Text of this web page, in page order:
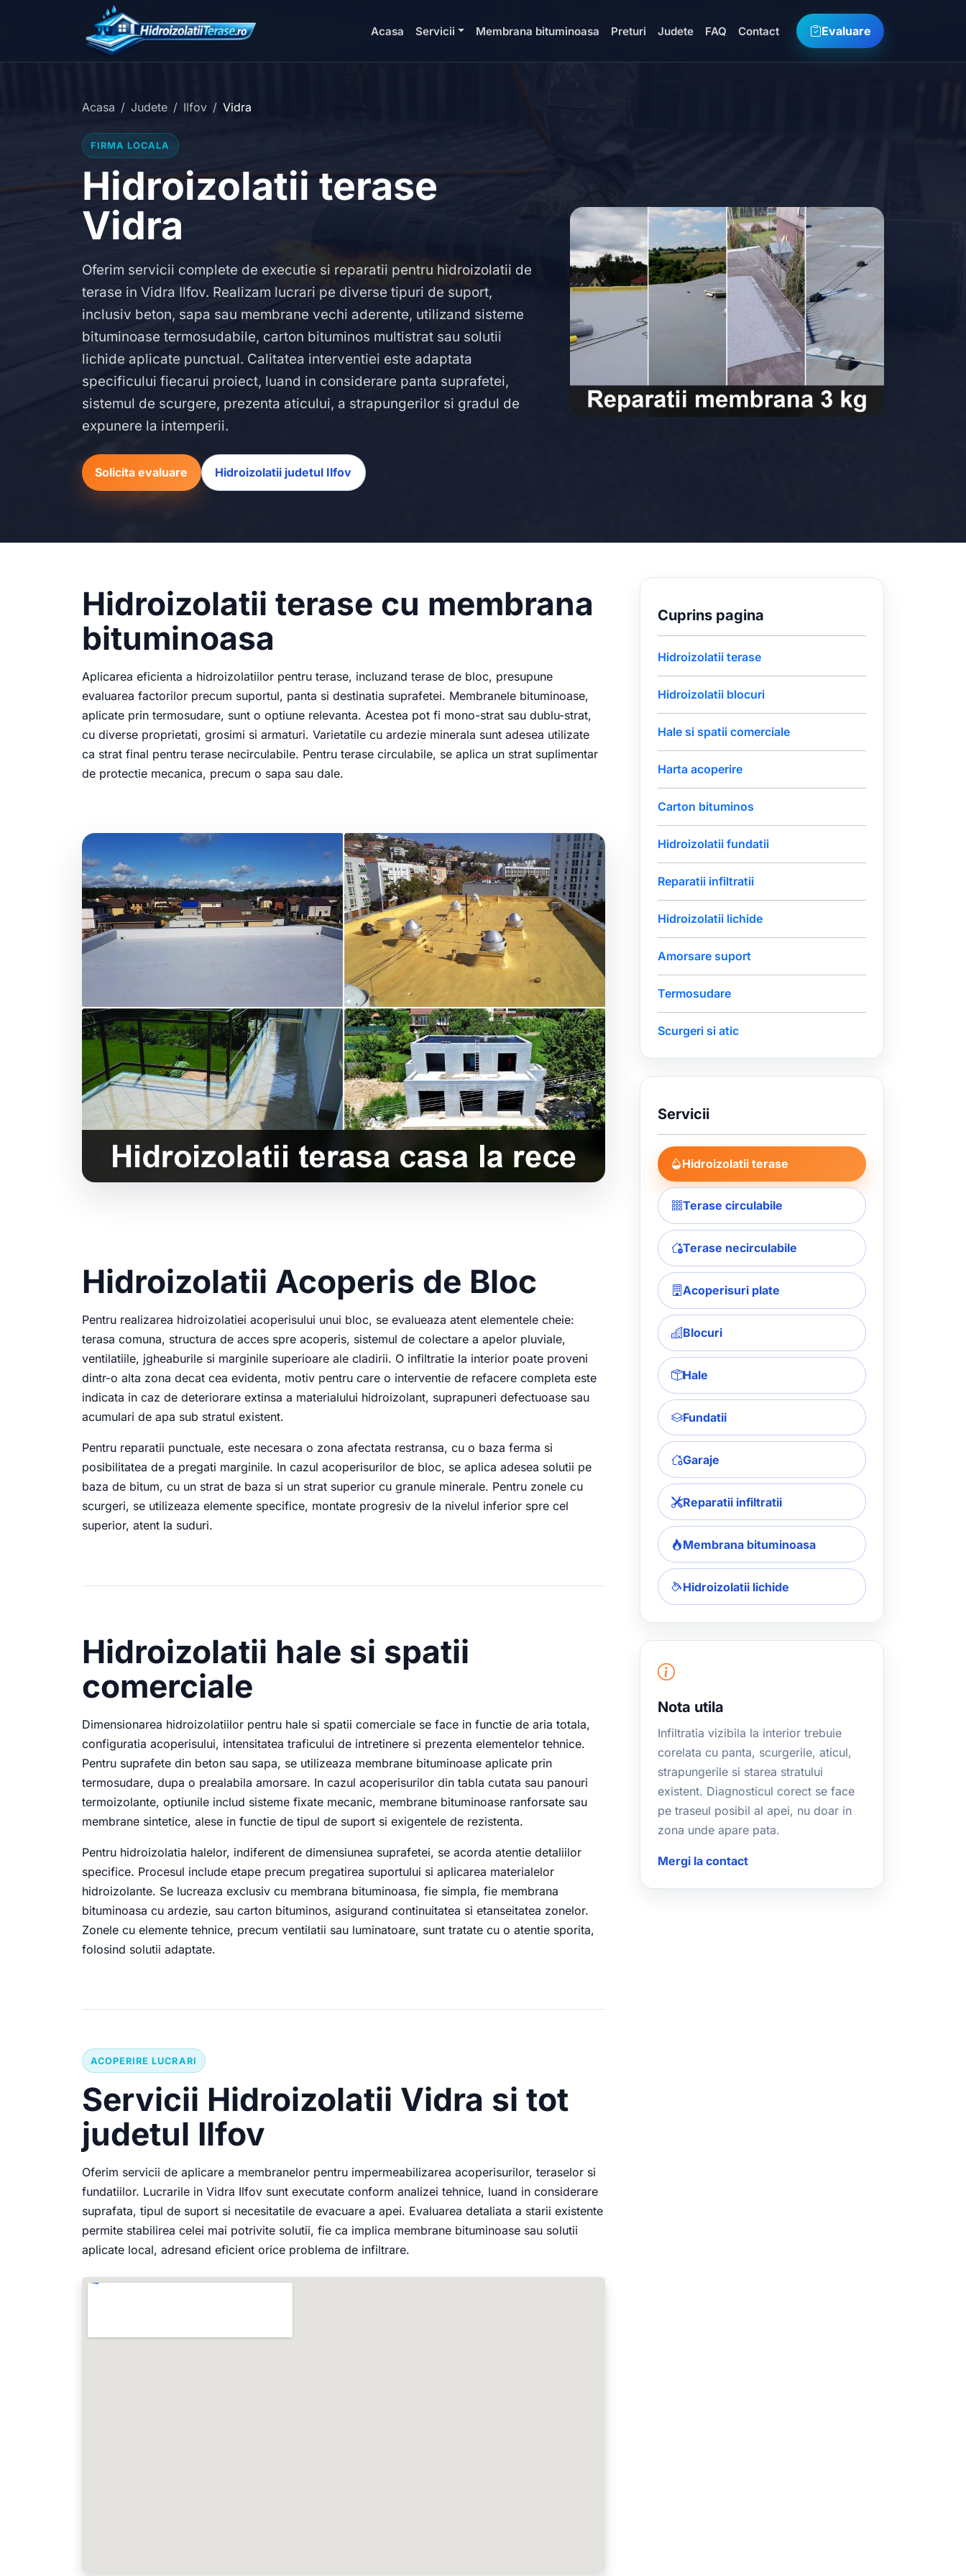
Acasa Servicii Membrana bituminoasa Preturi Judete FAQ Contact Evaluare
Acasa Judete Ilfov Vidra
FIRMA LOCALA
Hidroizolatii terase
Vidra
Oferim servicii complete de executie si reparatii pentru hidroizolatii de
terase in Vidra Ilfov. Realizam lucrari pe diverse tipuri de suport,
inclusiv beton, sapa sau membrane vechi aderente, utilizand sisteme
bituminoase termosudabile, carton bituminos multistrat sau solutii
lichide aplicate punctual. Calitatea interventiei este adaptata
specificului fiecarui proiect, luand in considerare panta suprafetei,
sistemul de scurgere, prezenta aticului, a strapungerilor si gradul de
expunere la intemperii.
Solicita evaluare Hidroizolatii judetul Ilfov
Hidroizolatii terase cu membrana
bituminoasa
Aplicarea eficienta a hidroizolatiilor pentru terase, incluzand terase de bloc, presupune
evaluarea factorilor precum suportul, panta si destinatia suprafetei. Membranele bituminoase,
aplicate prin termosudare, sunt o optiune relevanta. Acestea pot fi mono-strat sau dublu-strat,
cu diverse proprietati, grosimi si armaturi. Varietatile cu ardezie minerala sunt adesea utilizate
ca strat final pentru terase necirculabile. Pentru terase circulabile, se aplica un strat suplimentar
de protectie mecanica, precum o sapa sau dale.
Hidroizolatii Acoperis de Bloc
Pentru realizarea hidroizolatiei acoperisului unui bloc, se evalueaza atent elementele cheie:
terasa comuna, structura de acces spre acoperis, sistemul de colectare a apelor pluviale,
ventilatiile, jgheaburile si marginile superioare ale cladirii. O infiltratie la interior poate proveni
dintr-o alta zona decat cea evidenta, motiv pentru care o interventie de refacere completa este
indicata in caz de deteriorare extinsa a materialului hidroizolant, suprapuneri defectuoase sau
acumulari de apa sub stratul existent.
Pentru reparatii punctuale, este necesara o zona afectata restransa, cu o baza ferma si
posibilitatea de a pregati marginile. In cazul acoperisurilor de bloc, se aplica adesea solutii pe
baza de bitum, cu un strat de baza si un strat superior cu granule minerale. Pentru zonele cu
scurgeri, se utilizeaza elemente specifice, montate progresiv de la nivelul inferior spre cel
superior, atent la suduri.
Hidroizolatii hale si spatii
comerciale
Dimensionarea hidroizolatiilor pentru hale si spatii comerciale se face in functie de aria totala,
configuratia acoperisului, intensitatea traficului de intretinere si prezenta elementelor tehnice.
Pentru suprafete din beton sau sapa, se utilizeaza membrane bituminoase aplicate prin
termosudare, dupa o prealabila amorsare. In cazul acoperisurilor din tabla cutata sau panouri
termoizolante, optiunile includ sisteme fixate mecanic, membrane bituminoase ranforsate sau
membrane sintetice, alese in functie de tipul de suport si exigentele de rezistenta.
Pentru hidroizolatia halelor, indiferent de dimensiunea suprafetei, se acorda atentie detaliilor
specifice. Procesul include etape precum pregatirea suportului si aplicarea materialelor
hidroizolante. Se lucreaza exclusiv cu membrana bituminoasa, fie simpla, fie membrana
bituminoasa cu ardezie, sau carton bituminos, asigurand continuitatea si etanseitatea zonelor.
Zonele cu elemente tehnice, precum ventilatii sau luminatoare, sunt tratate cu o atentie sporita,
folosind solutii adaptate.
ACOPERIRE LUCRARI
Servicii Hidroizolatii Vidra si tot
judetul Ilfov
Oferim servicii de aplicare a membranelor pentru impermeabilizarea acoperisurilor, teraselor si
fundatiilor. Lucrarile in Vidra Ilfov sunt executate conform analizei tehnice, luand in considerare
suprafata, tipul de suport si necesitatile de evacuare a apei. Evaluarea detaliata a starii existente
permite stabilirea celei mai potrivite solutii, fie ca implica membrane bituminoase sau solutii
aplicate local, adresand eficient orice problema de infiltrare.
Cuprins pagina
Hidroizolatii terase
Hidroizolatii blocuri
Hale si spatii comerciale
Harta acoperire
Carton bituminos
Hidroizolatii fundatii
Reparatii infiltratii
Hidroizolatii lichide
Amorsare suport
Termosudare
Scurgeri si atic
Servicii
Hidroizolatii terase
Terase circulabile
Terase necirculabile
Acoperisuri plate
Blocuri
Hale
Fundatii
Garaje
Reparatii infiltratii
Membrana bituminoasa
Hidroizolatii lichide
Nota utila
Infiltratia vizibila la interior trebuie
corelata cu panta, scurgerile, aticul,
strapungerile si starea stratului
existent. Diagnosticul corect se face
pe traseul posibil al apei, nu doar in
zona unde apare pata.
Mergi la contact